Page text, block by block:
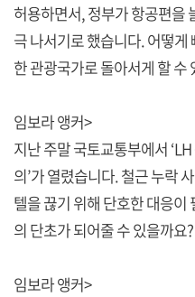
허용하면서, 정부가 항공편을
극 나서기로 했습니다. 어떻게
한 관광국가로 돌아서게 할 수
임보라 앵커>
지난 주말 국토교통부에서
의’가 열렸습니다. 철근 누락
텔을 끊기 위해 단호한 대응
의 단초가 되어줄 수 있을까요?
임보라 앵커>